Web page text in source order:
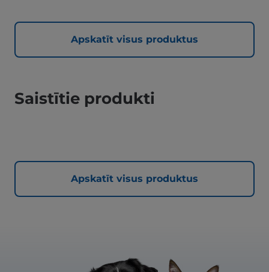
Apskatīt visus produktus
Saistītie produkti
Apskatīt visus produktus